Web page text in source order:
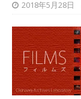
2018年5月28日